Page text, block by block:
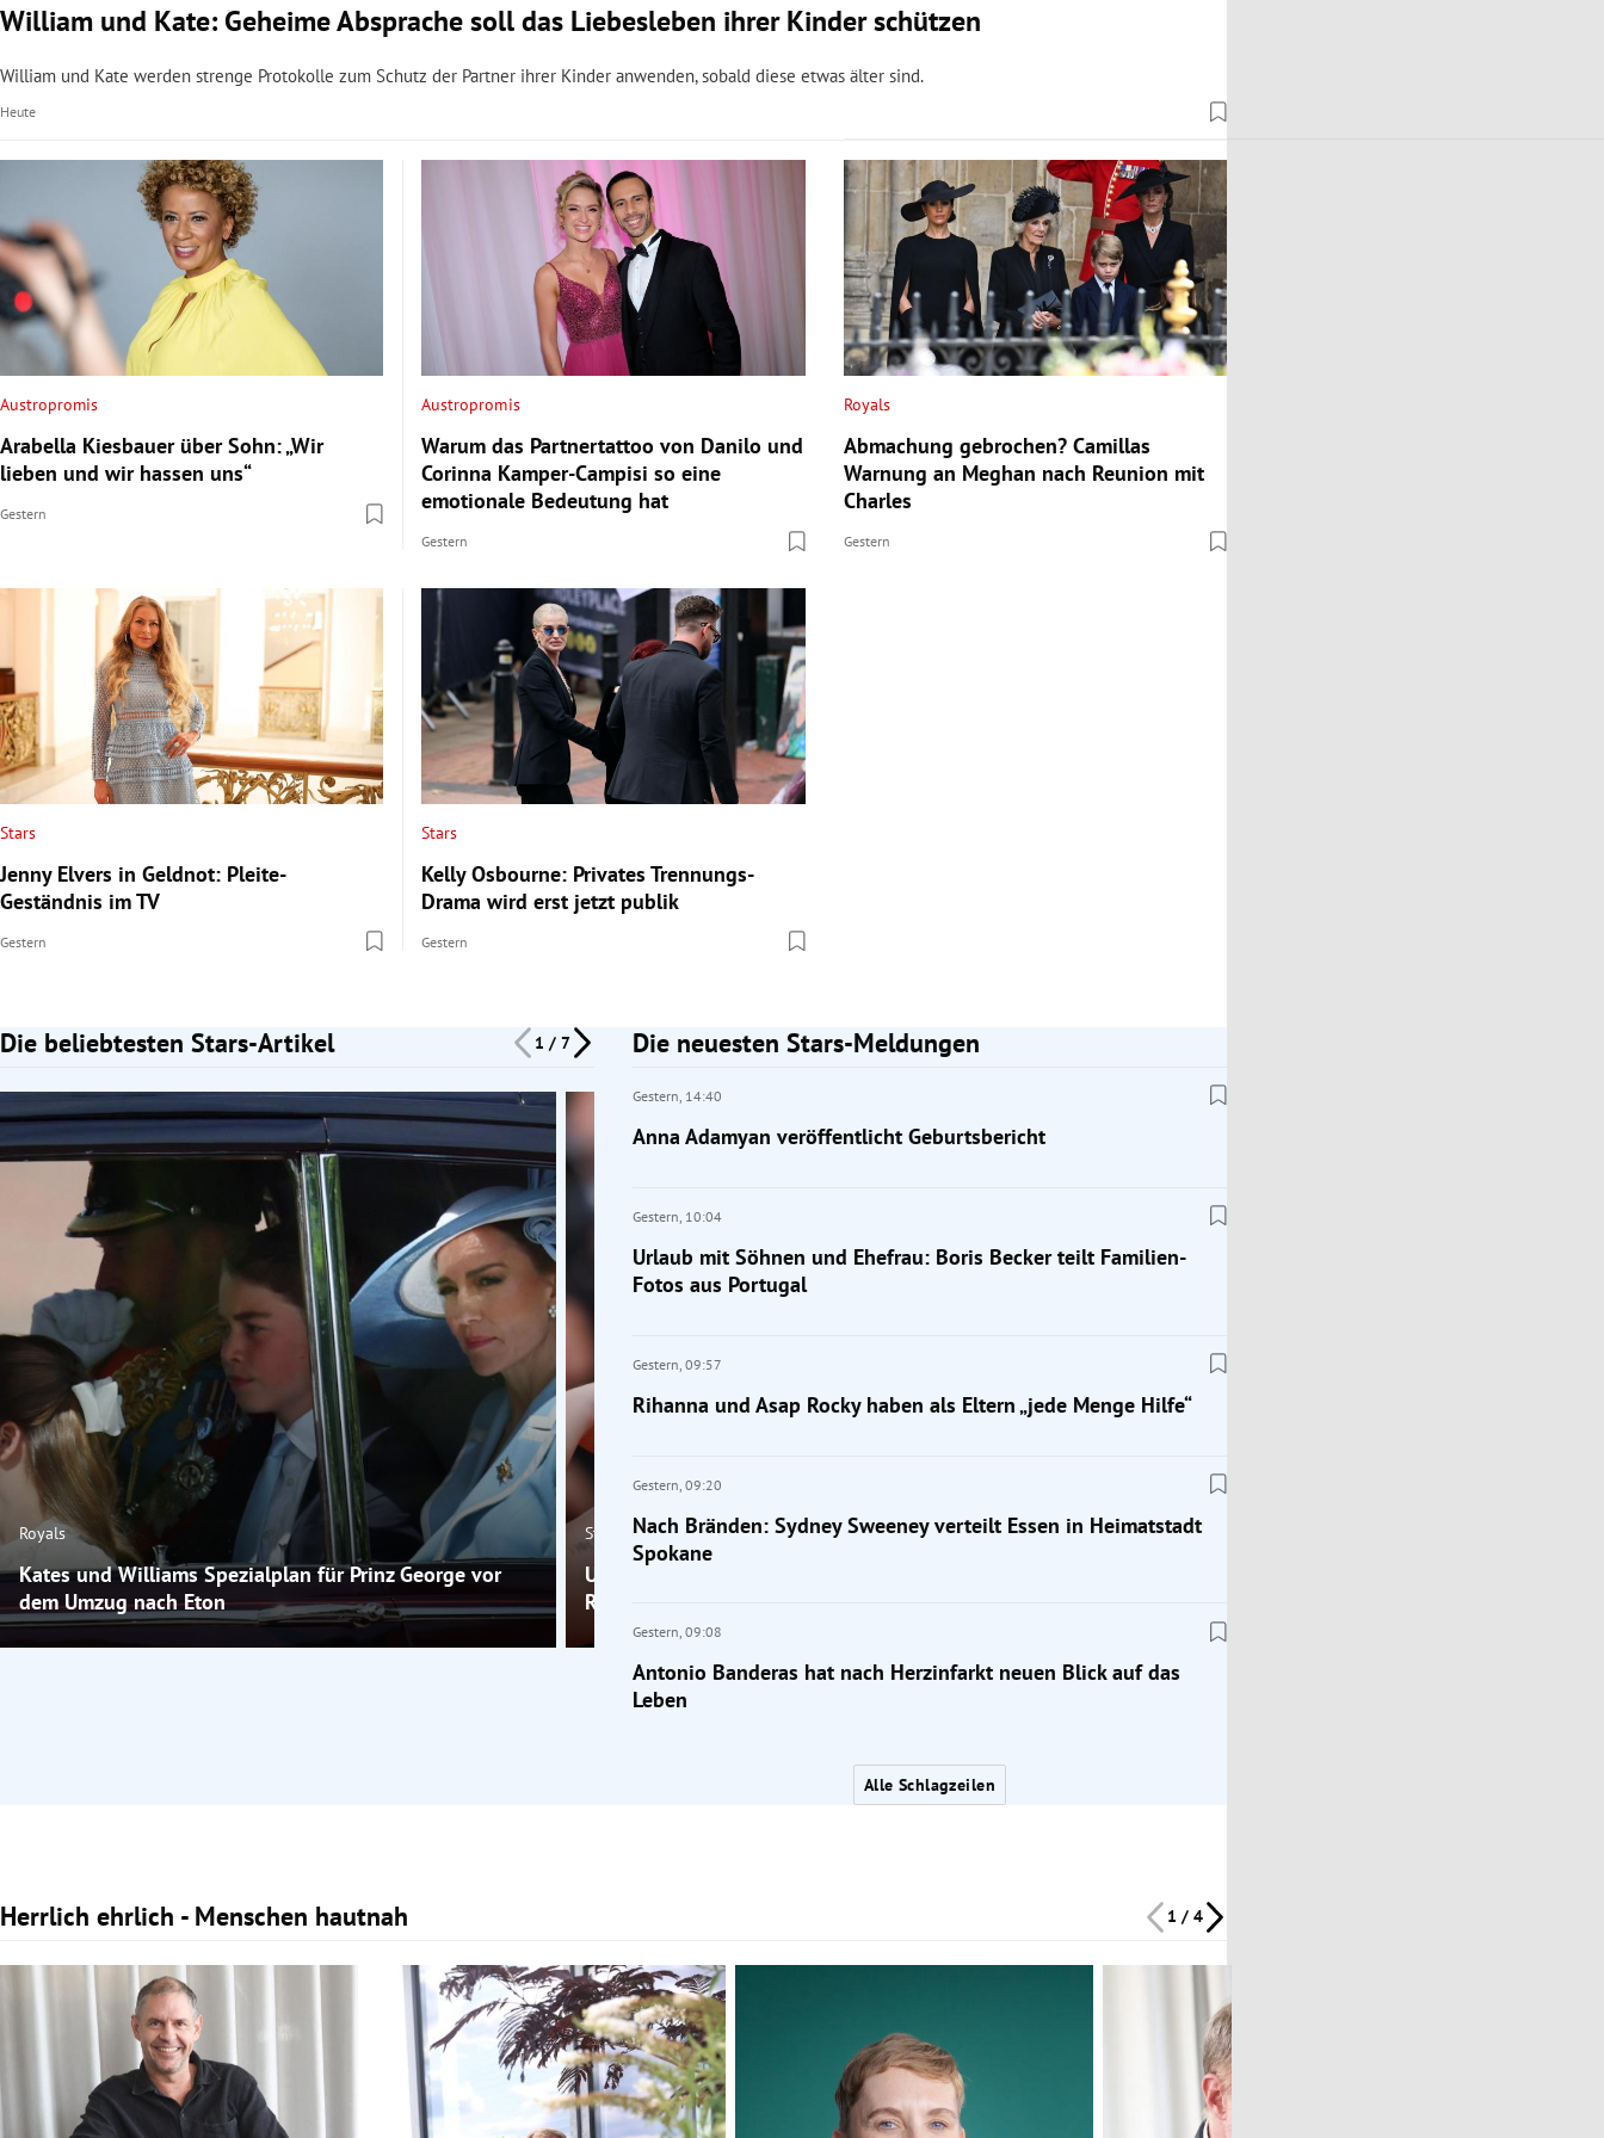
William und Kate: Geheime Absprache soll das Liebesleben ihrer Kinder schützen
William und Kate werden strenge Protokolle zum Schutz der Partner ihrer Kinder anwenden, sobald diese etwas älter sind.
Heute
Austropromis
Arabella Kiesbauer über Sohn: „Wir
lieben und wir hassen uns“
Gestern
Austropromis
Warum das Partnertattoo von Danilo und
Corinna Kamper-Campisi so eine
emotionale Bedeutung hat
Gestern
Royals
Abmachung gebrochen? Camillas
Warnung an Meghan nach Reunion mit
Charles
Gestern
Stars
Jenny Elvers in Geldnot: Pleite-
Geständnis im TV
Gestern
Stars
Kelly Osbourne: Privates Trennungs-
Drama wird erst jetzt publik
Gestern
Die beliebtesten Stars-Artikel 1 / 7
Slide 1 von 7
Royals
Kates und Williams Spezialplan für Prinz George vor
dem Umzug nach Eton
Stars
Urlaubsfotos im Bikini: Ronaldo-Verlobte Georgina
Rodriguez reagiert auf Figur-Kritik
Austropromis
Die neuesten Stars-Meldungen
Gestern, 14:40
Anna Adamyan veröffentlicht Geburtsbericht
Gestern, 10:04
Urlaub mit Söhnen und Ehefrau: Boris Becker teilt Familien-
Fotos aus Portugal
Gestern, 09:57
Rihanna und Asap Rocky haben als Eltern „jede Menge Hilfe“
Gestern, 09:20
Nach Bränden: Sydney Sweeney verteilt Essen in Heimatstadt
Spokane
Gestern, 09:08
Antonio Banderas hat nach Herzinfarkt neuen Blick auf das
Leben
Alle Schlagzeilen
Herrlich ehrlich - Menschen hautnah 1 / 4
Slide 1 von 4